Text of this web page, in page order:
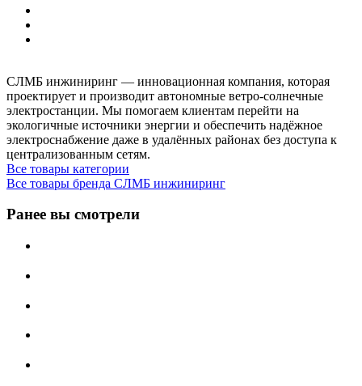
СЛМБ инжиниринг — инновационная компания, которая
проектирует и производит автономные ветро‑солнечные
электростанции. Мы помогаем клиентам перейти на
экологичные источники энергии и обеспечить надёжное
электроснабжение даже в удалённых районах без доступа к
централизованным сетям.
Все товары категории
Все товары бренда СЛМБ инжиниринг
Ранее вы смотрели